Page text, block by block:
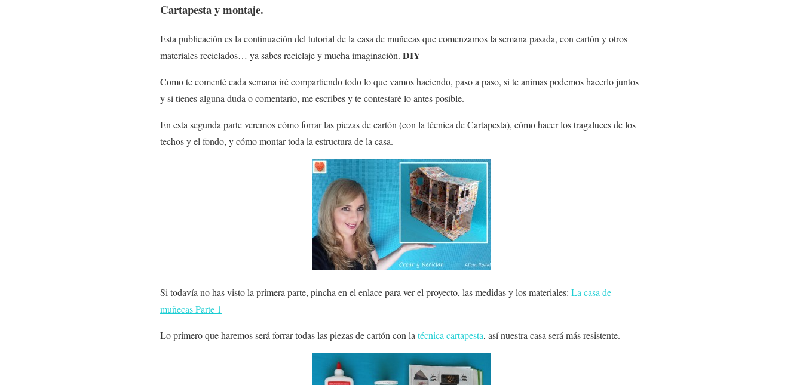
Cartapesta y montaje.
Esta publicación es la continuación del tutorial de la casa de muñecasque comenzamos la semana pasada, con cartón y otros
materiales reciclados… ya sabesreciclajey mucha imaginación. DIY
Como te comenté cada semana iré compartiendo todo lo que vamos haciendo, paso a paso, si te animas podemos hacerlo juntos
y si tienes alguna duda o comentario, me escribes y te contestaré lo antes posible.
En esta segunda parte veremos cómoforrar las piezas de cartón (con la técnica de Cartapesta), cómo hacer lostragalucesde los
techos y el fondo, y cómo montar toda la estructura de la casa.
Si todavía no has visto la primera parte, pincha en el enlace para ver el proyecto, las medidas y los materiales: La casa de
muñecas Parte 1
Lo primero que haremos será forrar todas las piezas de cartón con la técnica cartapesta, así nuestra casa será más resistente.